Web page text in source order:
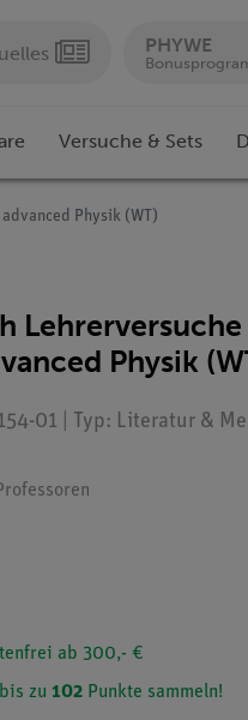
PHYWE
Versuche & Sets
Physik (WT)
Physik
01 | Typ: Literatur &
ab 300,- €
zu 102 Punkte sammeln!